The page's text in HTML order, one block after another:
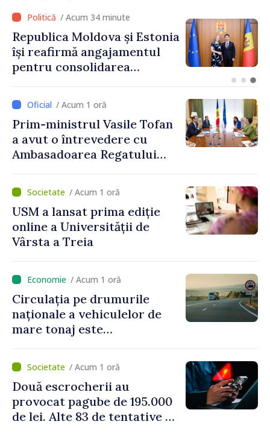
/ Acum 28 minute
Poliția îndeamnă șoferii să
respecte regulile de
circulație în contextul
perioada concediilor
/ Acum 1 oră
Prim-ministrul Vasile Tofan
a avut o întrevedere cu
Ambasadoarea Regatului
Irlandei de Nord, Fern
Horine
/ Acum 1 oră
USM a lansat prima ediție
online a Universității de
Vârsta a Treia
/ Acum 1 oră
Circulația pe drumurile
naționale a vehiculelor de
mare tonaj este
caniculă
/ Acum 1 oră
Două escrocherii au
provocat pagube de 195.000
de lei. Alte 83 de tentative au